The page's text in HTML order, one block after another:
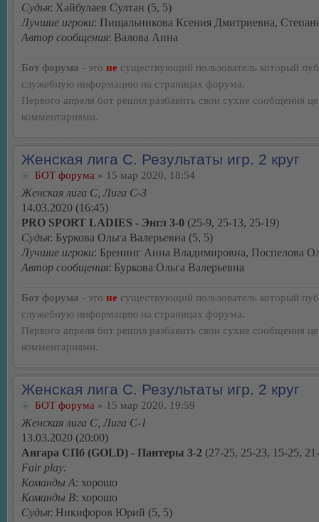
Судья: Хайбулаев Султан (5, 5)
Лучшие игроки: Пищальникова Ксения Дмитриевна,
Автор сообщения: Валова Анна
Бот форума - это не существующий пользователь который
служебную информацию на страницах форума.
Первого апреля бот решил разбавить свои сухие сообщения
комментариями.
Женская лига С. Результаты игр. 2 круг
БОТ форума » 15 мар 2020, 18:54
Женская лига С, Лига С-3
14.03.2020 (16:45)
PRO SPORT LADIES - Энгл 3-0 (25-9, 25-13, 25-19)
Судья: Буркова Ольга Валерьевна (5, 5)
Лучшие игроки: Бренинг Анна Владимировна, Поспелова
Автор сообщения: Буркова Ольга Валерьевна
Бот форума - это не существующий пользователь который
служебную информацию на страницах форума.
Первого апреля бот решил разбавить свои сухие сообщения
комментариями.
Женская лига С. Результаты игр. 2 круг
БОТ форума » 15 мар 2020, 19:59
Женская лига С, Лига С-1
13.03.2020 (20:00)
Ангара СПб (GOLD) - Пантеры 3-2 (27-25, 25-23, 15-25,
Fair play:
Команды А: хорошо
Команды В: хорошо
Судья: Никифоров Юрий (5, 5)